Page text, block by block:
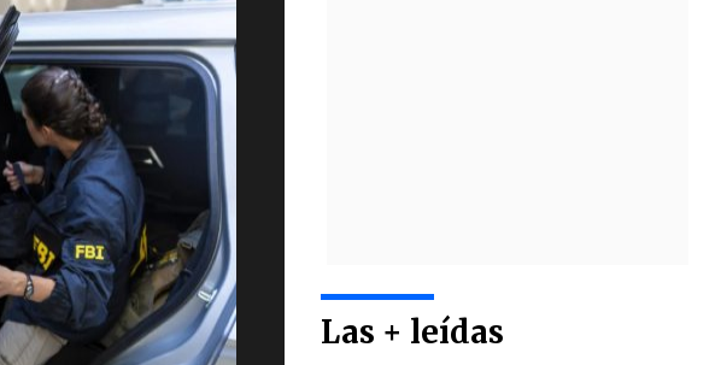
Las + leídas